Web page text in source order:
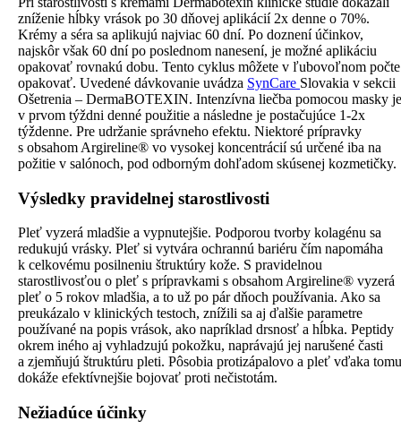
zníženie hĺbky vrások po 30 dňovej aplikácií 2x denne o 70%.
Krémy a séra sa aplikujú najviac 60 dní. Po doznení účinkov,
najskôr však 60 dní po poslednom nanesení, je možné aplikáciu
opakovať rovnakú dobu. Tento cyklus môžete v ľubovoľnom počte
opakovať. Uvedené dávkovanie uvádza SynCare Slovakia v sekcii
Ošetrenia – DermaBOTEXIN. Intenzívna liečba pomocou masky je
v prvom týždni denné použitie a následne je postačujúce 1-2x
týždenne. Pre udržanie správneho efektu. Niektoré prípravky
s obsahom Argireline® vo vysokej koncentrácií sú určené iba na
požitie v salónoch, pod odborným dohľadom skúsenej kozmetičky.
Výsledky pravidelnej starostlivosti
Pleť vyzerá mladšie a vypnutejšie. Podporou tvorby kolagénu sa
redukujú vrásky. Pleť si vytvára ochrannú bariéru čím napomáha
k celkovému posilneniu štruktúry kože. S pravidelnou
starostlivosťou o pleť s prípravkami s obsahom Argireline® vyzerá
pleť o 5 rokov mladšia, a to už po pár dňoch používania. Ako sa
preukázalo v klinických testoch, znížili sa aj ďalšie parametre
používané na popis vrások, ako napríklad drsnosť a hĺbka. Peptidy
okrem iného aj vyhladzujú pokožku, naprávajú jej narušené časti
a zjemňujú štruktúru pleti. Pôsobia protizápalovo a pleť vďaka tomu
dokáže efektívnejšie bojovať proti nečistotám.
Nežiadúce účinky